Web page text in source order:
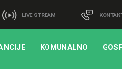
LIVE STREAM
KOMUNALNO